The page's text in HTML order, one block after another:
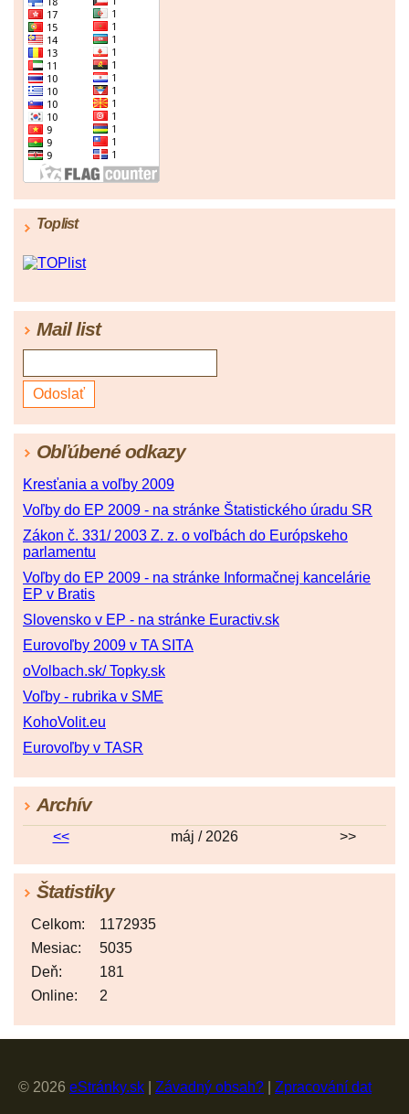
Toplist
Mail list
Obľúbené odkazy
Kresťania a voľby 2009
Voľby do EP 2009 - na stránke Štatistického úradu SR
Zákon č. 331/ 2003 Z. z. o voľbách do Európskeho
parlamentu
Voľby do EP 2009 - na stránke Informačnej kancelárie
EP v Bratis
Slovensko v EP - na stránke Euractiv.sk
Eurovoľby 2009 v TA SITA
oVolbach.sk/ Topky.sk
Voľby - rubrika v SME
KohoVolit.eu
Eurovoľby v TASR
Archív
<< máj / 2026 >>
Štatistiky
Online: 2
Celkom:
1172935
Mesiac:
5035
Deň:
181
© 2026 eStránky.sk Závadný obsah? Zpracování dat